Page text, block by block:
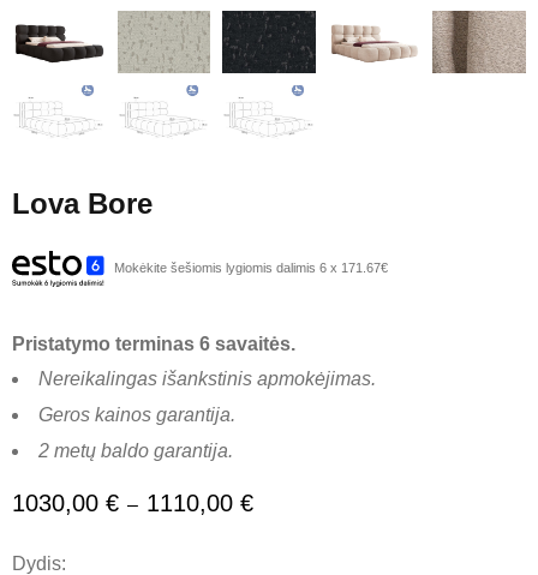
Lova Bore
Mokėkite šešiomis lygiomis dalimis 6 x 171.67€
Pristatymo terminas 6 savaitės.
Nereikalingas išankstinis apmokėjimas.
Geros kainos garantija.
2 metų baldo garantija.
1030,00 € – 1110,00 €
Dydis